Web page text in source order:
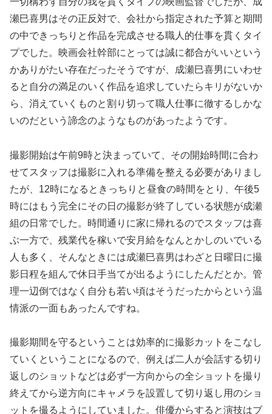
瀬巳喜男はその正反対で、会社から指定された予算と期間
の中できっちりと作品を完成させる職人的仕事を貫くタイ
プでした。映画会社幹部にとっては誠に都合がいいという
かありがたい存在だったそうですが、成瀬巳喜男にいわせ
ると自分の満足のいく作品を追求していたらキリがないか
ら、消えていくものと割り切って職人仕事に徹するしかな
いのだという諦念のようなものがあったようです。
撮影開始は午前9時と決まっていて、その開始時間に合わ
せてスタッフは撮影に入れる準備を整える必要がありまし
たが、12時になるときっちりと昼食の時間をとり、午後5
時にはもう完全にその日の撮影が終了している状態が成瀬
組の日常でした。時間通りに家に帰れるのでスタッフは喜
ぶ一方で、残業代を稼いで安月給をなんとかしのいでいる
人も多く、そんなときには成瀬巳喜男はわざと日曜日に撮
影日程を組んで休日手当てが出るようにしたんだとか。管
理一辺倒ではなく自分も若い頃はそうだったからという温
情派の一面もあったんですね。
撮影期間を守るということは効率的に撮影カットをこなし
ていくということになるので、例えば二人が会話する切り
返しのショットなどは必ず一方向からの全ショットを撮り
終えてから逆方向にキャメラを設置して切り返し用のショ
ットを撮るようにしていました。俳優からすると演技はブ